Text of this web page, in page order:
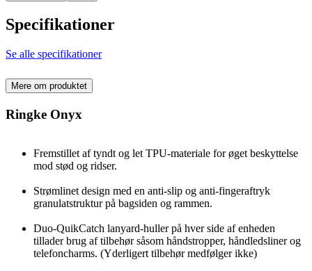
Specifikationer
Se alle specifikationer
Mere om produktet
Ringke Onyx
Fremstillet af tyndt og let TPU-materiale for øget beskyttelse
mod stød og ridser.
Strømlinet design med en anti-slip og anti-fingeraftryk
granulatstruktur på bagsiden og rammen.
Duo-QuikCatch lanyard-huller på hver side af enheden
tillader brug af tilbehør såsom håndstropper, håndledsliner og
telefoncharms. (Yderligert tilbehør medfølger ikke)